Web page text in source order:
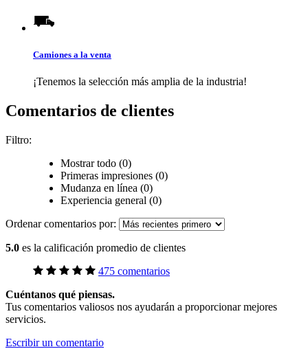
Camiones a la venta
¡Tenemos la selección más amplia de la industria!
Comentarios de clientes
Filtro:
Mostrar todo (0)
Primeras impresiones (0)
Mudanza en línea (0)
Experiencia general (0)
Ordenar comentarios por:
5.0 es la calificación promedio de clientes
475 comentarios
Cuéntanos qué piensas.
Tus comentarios valiosos nos ayudarán a proporcionar mejores
servicios.
Escribir un comentario